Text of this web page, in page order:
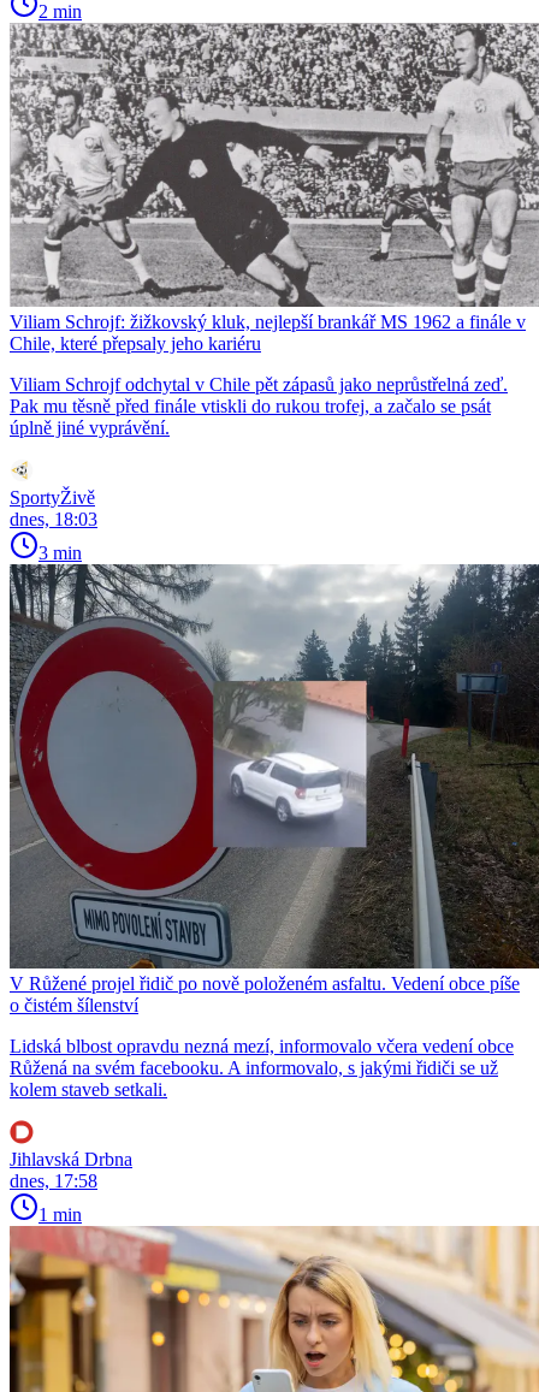
2 min
Viliam Schrojf: žižkovský kluk, nejlepší brankář MS 1962 a finále v
Chile, které přepsaly jeho kariéru
Viliam Schrojf odchytal v Chile pět zápasů jako neprůstřelná zeď.
Pak mu těsně před finále vtiskli do rukou trofej, a začalo se psát
úplně jiné vyprávění.
SportyŽivě
dnes, 18:03
3 min
V Růžené projel řidič po nově položeném asfaltu. Vedení obce píše
o čistém šílenství
Lidská blbost opravdu nezná mezí, informovalo včera vedení obce
Růžená na svém facebooku. A informovalo, s jakými řidiči se už
kolem staveb setkali.
Jihlavská Drbna
dnes, 17:58
1 min